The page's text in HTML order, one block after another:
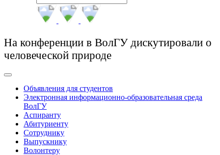
На конференции в ВолГУ дискутировали о
человеческой природе
Объявления для студентов
Электронная информационно-образовательная среда
ВолГУ
Аспиранту
Абитуриенту
Сотруднику
Выпускнику
Волонтеру